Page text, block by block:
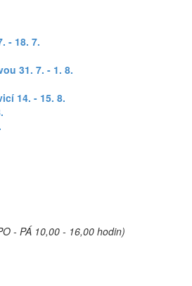
- 18. 7.
31. 7. - 1. 8.
14. - 15. 8.
- PÁ 10,00 - 16,00 hodin)